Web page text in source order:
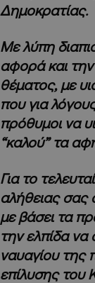
Δημοκρατίας.
Με λύπη
αφορά και την
θέματος, με
που για
πρόθυμοι να
“καλού” τα
Για το
αλήθειας σας
με βάσει τα
την ελπίδα να
ναυαγίου της
επίλυσης του